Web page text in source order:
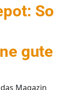
So
gute
Magazin